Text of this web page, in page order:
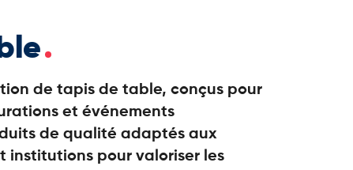
de tapis de table, conçus pour
et événements
de qualité adaptés aux
institutions pour valoriser les